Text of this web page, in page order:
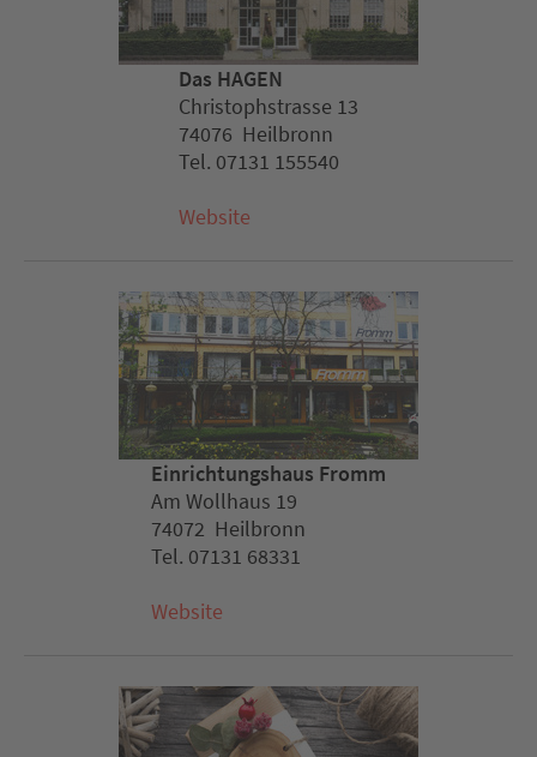
Das HAGEN
Christophstrasse 13
74076 Heilbronn
Tel. 07131 155540
Website
Einrichtungshaus Fromm
Am Wollhaus 19
74072 Heilbronn
Tel. 07131 68331
Website